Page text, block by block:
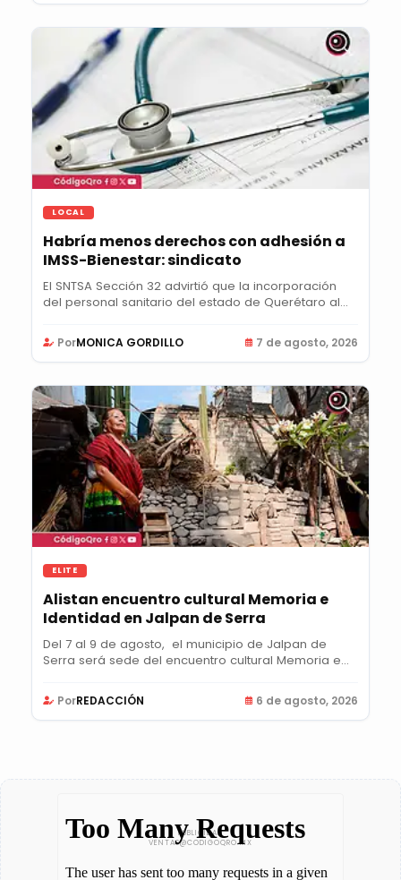
LOCAL
Habría menos derechos con adhesión a
IMSS-Bienestar: sindicato
El SNTSA Sección 32 advirtió que la incorporación
del personal sanitario del estado de Querétaro al...
PorMONICA GORDILLO 7 de agosto, 2026
ELITE
Alistan encuentro cultural Memoria e
Identidad en Jalpan de Serra
Del 7 al 9 de agosto, el municipio de Jalpan de
Serra será sede del encuentro cultural Memoria e...
PorREDACCIÓN 6 de agosto, 2026